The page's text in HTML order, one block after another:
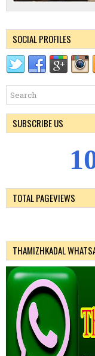
SOCIAL PROFILES
SUBSCRIBE US
1
TOTAL PAGEVIEWS
THAMIZHKADAL